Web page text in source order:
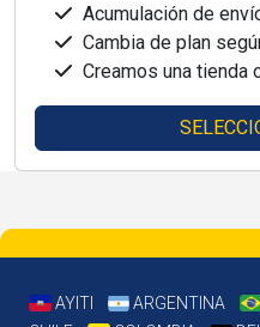
Acumulación de
Cambia de plan
Creamos una tienda
AYITI ARGENTINA